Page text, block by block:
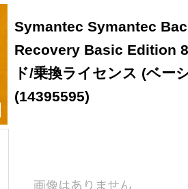
Symantec Symantec
Recovery Basic Edition
ド/乗換ライセンス (ベー
(14395595)